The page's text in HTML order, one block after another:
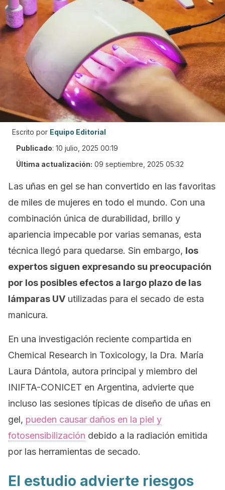
Escrito por Equipo Editorial
Publicado: 10 julio, 2025 00:19
Última actualización: 09 septiembre, 2025 05:32
Las uñas en gel se han convertido en las favoritas
de miles de mujeres en todo el mundo. Con una
combinación única de durabilidad, brillo y
apariencia impecable por varias semanas, esta
técnica llegó para quedarse. Sin embargo, los
expertos siguen expresando su preocupación
por los posibles efectos a largo plazo de las
lámparas UV utilizadas para el secado de esta
manicura.
En una investigación reciente compartida en
Chemical Research in Toxicology, la Dra. María
Laura Dántola, autora principal y miembro del
INIFTA-CONICET en Argentina, advierte que
incluso las sesiones típicas de diseño de uñas en
gel, pueden causar daños en la piel y
fotosensibilización debido a la radiación emitida
por las herramientas de secado.
El estudio advierte riesgos